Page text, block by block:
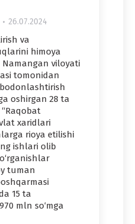
26.07.2024
va
himoya
Namangan viloyati
tomonidan
oshirgan 28 ta
xaridlari
rioya etilishi
ishlari olib
tuman
15 ta
mln so‘mga